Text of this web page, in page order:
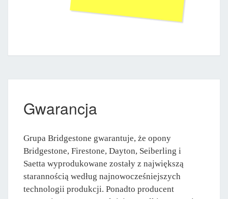
Gwarancja
Grupa Bridgestone gwarantuje, że opony
Bridgestone, Firestone, Dayton, Seiberling i
Saetta wyprodukowane zostały z największą
starannością według najnowocześniejszych
technologii produkcji. Ponadto producent